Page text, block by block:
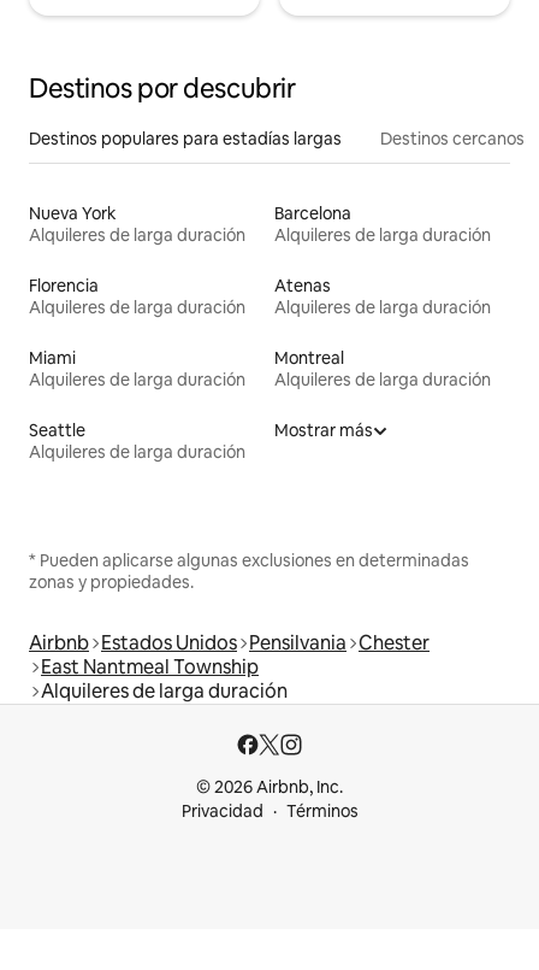
Destinos por descubrir
Destinos populares para estadías largas Destinos cercanos
Nueva York
Alquileres de larga duración
Barcelona
Alquileres de larga duración
Florencia
Alquileres de larga duración
Atenas
Alquileres de larga duración
Miami
Alquileres de larga duración
Montreal
Alquileres de larga duración
Seattle
Alquileres de larga duración
Mostrar más
* Pueden aplicarse algunas exclusiones en determinadas
zonas y propiedades.
Airbnb Estados Unidos Pensilvania Chester
East Nantmeal Township
Alquileres de larga duración
© 2026 Airbnb, Inc.
Privacidad
Términos